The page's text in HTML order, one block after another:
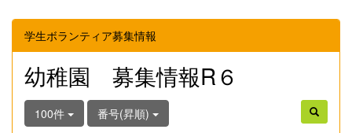
学生ボランティア募集情報
幼稚園 募集情報R６
100件 番号(昇順)